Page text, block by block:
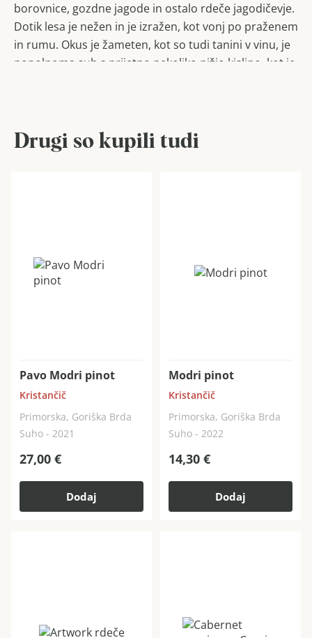
borovnice, gozdne jagode in ostalo rdeče jagodičevje.
Dotik lesa je nežen in je izražen, kot vonj po praženem
in rumu. Okus je žameten, kot so tudi tanini v vinu, je
popolnoma suh s prijetno nekoliko nižjo kislino, kot je
Drugi so kupili tudi
Pavo Modri pinot
Kristančič
Primorska, Goriška Brda
Suho - 2021
27,00 €
Dodaj
Modri pinot
Kristančič
Primorska, Goriška Brda
Suho - 2022
14,30 €
Dodaj